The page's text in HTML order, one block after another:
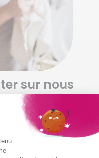
sur nous
vos habitudes
parquet,